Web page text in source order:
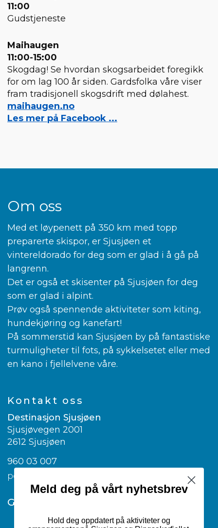
11:00
Gudstjeneste
Maihaugen
11:00-15:00
Skogdag! Se hvordan skogsarbeidet foregikk
for om lag 100 år siden. Gardsfolka våre viser
fram tradisjonell skogsdrift med dølahest.
maihaugen.no
Les mer på Facebook ...
Om oss
Med et løypenett på 350 km med topp
preparerte skispor, er Sjusjøen et
vintereldorado for deg som er glad i å gå på
langrenn.
Det er også et skisenter på Sjusjøen for deg
som er glad i alpint.
Prøv også spennende aktiviteter som kiting,
hundekjøring og kanefart!
På sommerstid kan Sjusjøen by på fantastiske
turmuligheter til fots, på sykkelsetet eller med
en kano i fjellelvene våre.
Kontakt oss
Destinasjon Sjusjøen
Sjusjøvegen 2001
2612 Sjusjøen
960 03 007
post@visitsjusjoen.no
Google translate
Meld deg på vårt nyhetsbrev
Hold deg oppdatert på aktiviteter og